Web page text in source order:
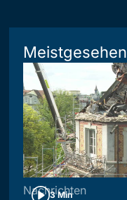
Meistgesehen
3 Min
Nachrichten